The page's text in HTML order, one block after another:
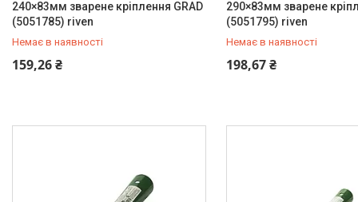
240×83мм зварене кріплення GRAD
(5051785) riven
Немає в наявності
159,26 ₴
+380 (99) 454-50-15
290×83мм зварене
(5051795) riven
Немає в наявності
198,67 ₴
+380 (99) 454-50-15